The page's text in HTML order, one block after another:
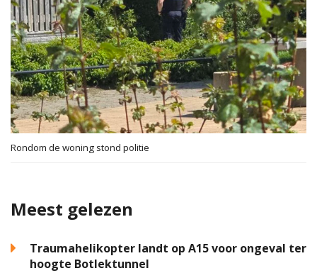
Rondom de woning stond politie
Meest gelezen
Traumahelikopter landt op A15 voor ongeval ter
hoogte Botlektunnel